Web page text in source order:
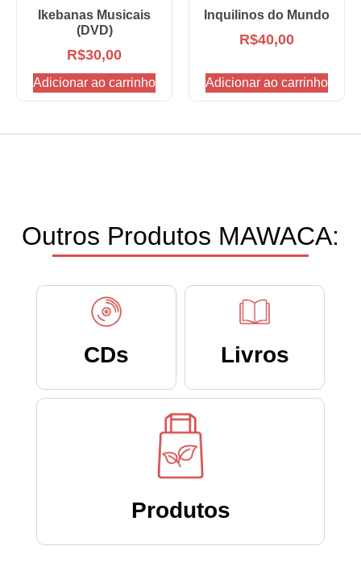
Ikebanas Musicais
(DVD)
R$30,00
Adicionar ao carrinho
Inquilinos do Mundo
R$40,00
Adicionar ao carrinho
Outros Produtos MAWACA:
CDs Livros
Produtos